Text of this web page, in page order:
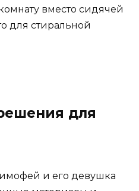
вместо сидячей
для стиральной
для
и его девушка